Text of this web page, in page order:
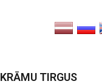
KRĀMU TIRGUS